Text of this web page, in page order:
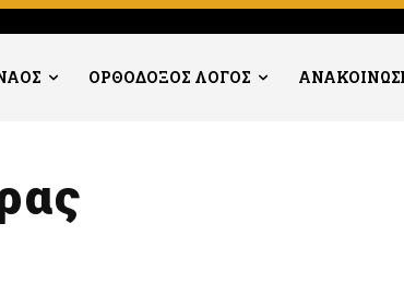
ΟΡΘΟΔΟΞΟΣ ΛΟΓΟΣ